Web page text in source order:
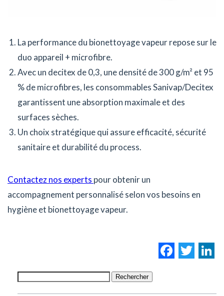
La performance du bionettoyage vapeur repose sur le
duo appareil + microfibre.
Avec un decitex de 0,3, une densité de 300 g/m² et 95
% de microfibres, les consommables Sanivap/Decitex
garantissent une absorption maximale et des
surfaces sèches.
Un choix stratégique qui assure efficacité, sécurité
sanitaire et durabilité du process.
Contactez nos experts pour obtenir un
accompagnement personnalisé selon vos besoins en
hygiène et bionettoyage vapeur.
Rechercher